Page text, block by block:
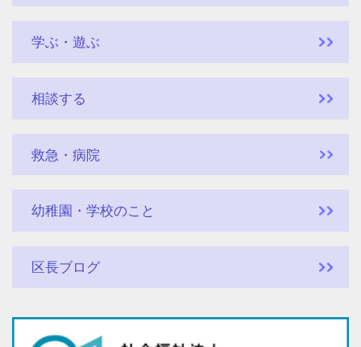
学ぶ・遊ぶ
相談する
救急・病院
幼稚園・学校のこと
区長ブログ